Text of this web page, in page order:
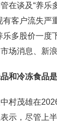
在谈及“养乐
有客户流失严
乐多股价一度
场消息、新浪
和冷冻食品
村茂雄在
示，尽管上